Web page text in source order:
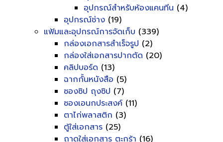
อุปกรณ์สำหรับห้องแคนทีน (4)
อุปกรณ์ช่าง (19)
แฟ้มและอุปกรณ์การจัดเก็บ (339)
กล่องเอกสารสำเร็จรูป (2)
กล่องใส่เอกสารปากตัด (20)
คลิปบอร์ด (13)
ฉากกั้นหนังสือ (5)
ซองซิป ถุงซิป (7)
ซองเอนกประสงค์ (11)
ตาไก่พลาสติก (3)
ตู้ใส่เอกสาร (25)
ถาดใส่เอกสาร ตะกร้า (16)